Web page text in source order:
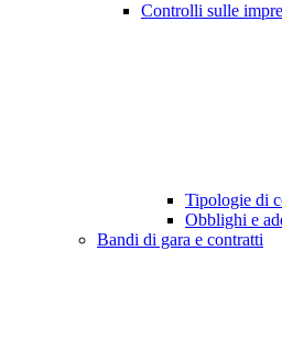
Controlli sulle
Tipologie di
Obblighi e
Bandi di gara e contratti